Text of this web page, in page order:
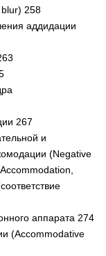
258
аддидации
267
и
(Negative
аппарата 274
(Accommodative